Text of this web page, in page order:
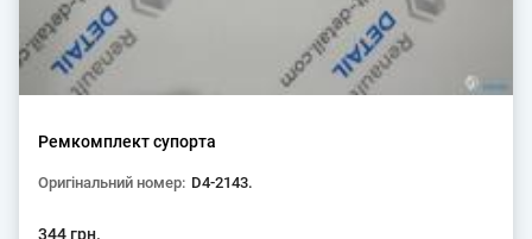
Ремкомплект супорта
Оригінальний номер: D4-2143.